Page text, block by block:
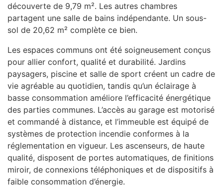
découverte de 9,79 m². Les autres chambres
partagent une salle de bains indépendante. Un sous-
sol de 20,62 m² complète ce bien.
Les espaces communs ont été soigneusement conçus
pour allier confort, qualité et durabilité. Jardins
paysagers, piscine et salle de sport créent un cadre de
vie agréable au quotidien, tandis qu’un éclairage à
basse consommation améliore l’efficacité énergétique
des parties communes. L’accès au garage est motorisé
et commandé à distance, et l’immeuble est équipé de
systèmes de protection incendie conformes à la
réglementation en vigueur. Les ascenseurs, de haute
qualité, disposent de portes automatiques, de finitions
miroir, de connexions téléphoniques et de dispositifs à
faible consommation d’énergie.